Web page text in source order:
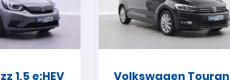
1,5 e:HEV
Volkswagen Touran